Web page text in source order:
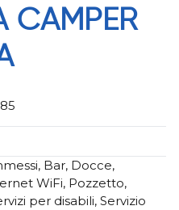
CAMPER
Bar, Docce,
WiFi, Pozzetto,
per disabili, Servizio